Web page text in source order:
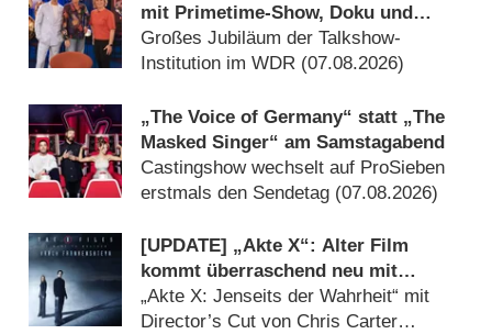
mit Primetime-Show, Doku und
Rückblicken
Großes Jubiläum der Talkshow-
Institution im WDR (07.08.2026)
„The Voice of Germany“ statt „The
Masked Singer“ am Samstagabend
Castingshow wechselt auf ProSieben
erstmals den Sendetag (07.08.2026)
[UPDATE] „Akte X“: Alter Film
kommt überraschend neu mit
deutlich mehr Horror
„Akte X: Jenseits der Wahrheit“ mit
Director’s Cut von Chris Carter